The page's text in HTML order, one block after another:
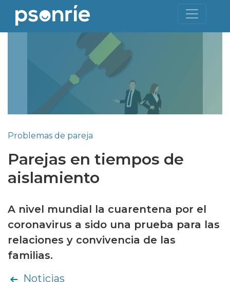
Problemas de pareja
Parejas en tiempos de
aislamiento
A nivel mundial la cuarentena por el
coronavirus a sido una prueba para las
relaciones y convivencia de las
familias.
Noticias